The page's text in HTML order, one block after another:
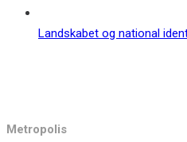
Landskabet og national
Metropolis